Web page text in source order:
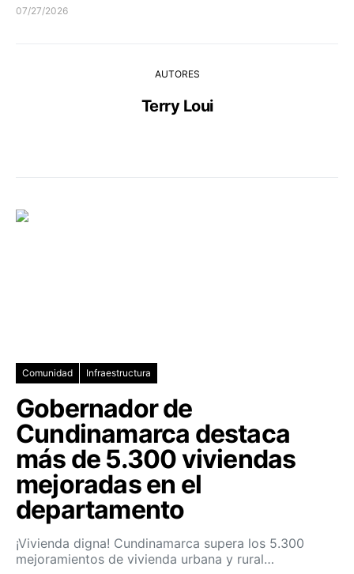
07/27/2026
AUTORES
Terry Loui
Comunidad Infraestructura
Gobernador de
Cundinamarca destaca
más de 5.300 viviendas
mejoradas en el
departamento
¡Vivienda digna! Cundinamarca supera los 5.300
mejoramientos de vivienda urbana y rural…